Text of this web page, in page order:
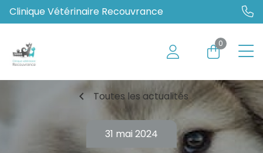
Clinique Vétérinaire Recouvrance
0
chevron_left Toutes les actualités
31 mai 2024